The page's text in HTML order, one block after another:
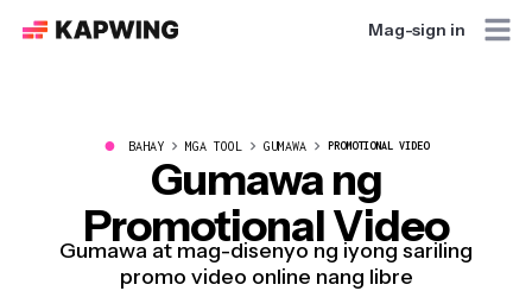
Mag-sign in
● BAHAY MGA TOOL GUMAWA PROMOTIONAL VIDEO
Gumawa ng
Promotional Video
Gumawa at mag-disenyo ng iyong sariling
promo video online nang libre